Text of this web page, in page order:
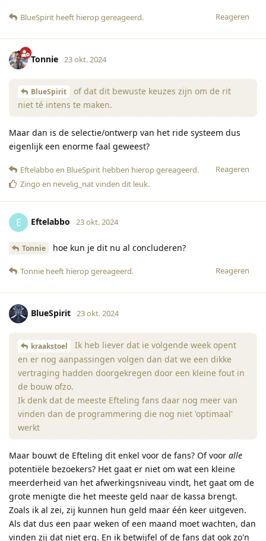
Reageren
BlueSpirit heeft hierop gereageerd.
Tonnie 23 okt. 2024
BlueSpirit
of dat dit bewuste keuzes zijn om de rit
niet té intens te maken.
Maar dan is de selectie/ontwerp van het ride systeem dus
eigenlijk een enorme faal geweest?
Reageren
Eftelabbo en BlueSpirit hebben hierop gereageerd.
Zingo en nevelig_natvinden dit leuk.
E Eftelabbo 23 okt. 2024
Tonnie hoe kun je dit nu al concluderen?
Reageren
Tonnie heeft hierop gereageerd.
BlueSpirit 23 okt. 2024
kraakstoel
Ik heb liever dat ie volgende week opent
en er nog aanpassingen volgen dan dat we een dikke
vertraging hadden doorgekregen door een kleine fout in
de bouw ofzo.
Ik denk dat de meeste Efteling fans daar nog meer van
vinden dan de programmering die nog niet 'optimaal'
werkt
Maar bouwt de Efteling dit enkel voor de fans? Of voor alle
potentiële bezoekers? Het gaat er niet om wat een kleine
meerderheid van het afwerkingsniveau vindt, het gaat om de
grote menigte die het meeste geld naar de kassa brengt.
Zoals ik al zei, zij kunnen hun geld maar één keer uitgeven.
Als dat dus een paar weken of een maand moet wachten, dan
vinden zij dat niet erg. En ik betwijfel of de fans dat ook zo'n